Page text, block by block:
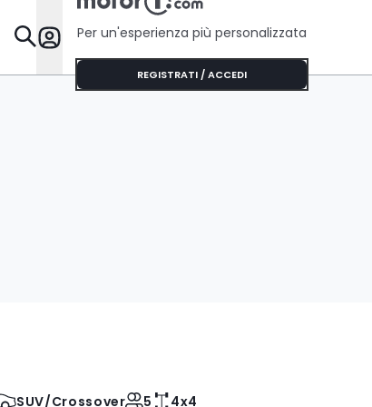
Da Sapere
Per un'esperienza più personalizzata
REGISTRATI / ACCEDI
SUV/Crossover 5 4x4